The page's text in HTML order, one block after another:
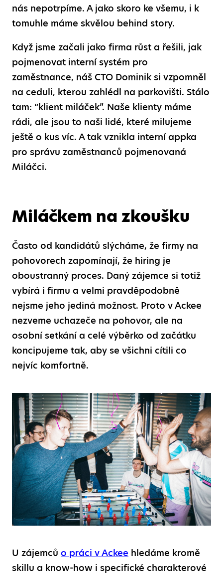
nás nepotrpíme. A jako skoro ke všemu, i k
tomuhle máme skvělou behind story.
Když jsme začali jako firma růst a řešili, jak
pojmenovat interní systém pro
zaměstnance, náš CTO Dominik si vzpomněl
na ceduli, kterou zahlédl na parkovišti. Stálo
tam: “klient miláček”. Naše klienty máme
rádi, ale jsou to naši lidé, které milujeme
ještě o kus víc. A tak vznikla interní appka
pro správu zaměstnanců pojmenovaná
Miláčci.
Miláčkem na zkoušku
Často od kandidátů slýcháme, že firmy na
pohovorech zapomínají, že hiring je
oboustranný proces. Daný zájemce si totiž
vybírá i firmu a velmi pravděpodobně
nejsme jeho jediná možnost. Proto v Ackee
nezveme uchazeče na pohovor, ale na
osobní setkání a celé výběrko od začátku
koncipujeme tak, aby se všichni cítili co
nejvíc komfortně.
U zájemců o práci v Ackee hledáme kromě
skillu a know-how i specifické charakterové